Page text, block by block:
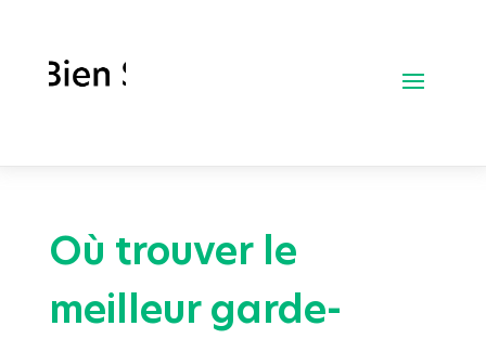
Où trouver le
meilleur garde-